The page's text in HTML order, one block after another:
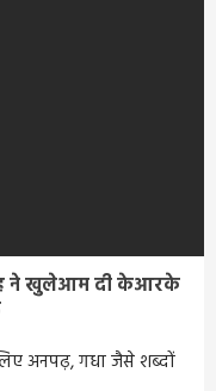
ने खुलेआम दी केआरके
अनपढ़, गधा जैसे शब्दों